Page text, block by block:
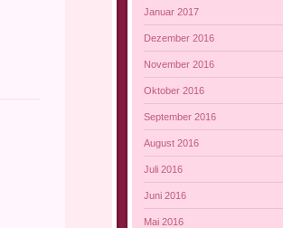
Januar 2017
Dezember 2016
November 2016
Oktober 2016
September 2016
August 2016
Juli 2016
Juni 2016
Mai 2016